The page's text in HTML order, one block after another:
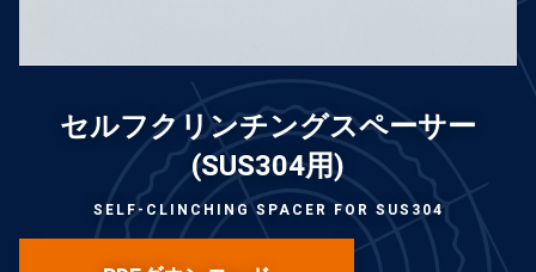
セルフクリンチングスペーサー
(SUS304用)
SELF-CLINCHING SPACER FOR SUS304